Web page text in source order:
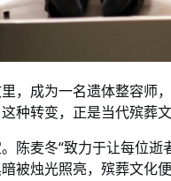
，成为一名遗体整容
种转变，正是当代殡葬
陈麦冬“致力于让每位
被烛光照亮，殡葬文化